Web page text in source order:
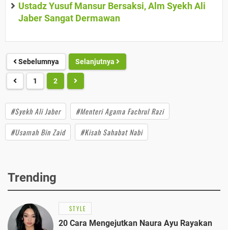
Ustadz Yusuf Mansur Bersaksi, Alm Syekh Ali
Jaber Sangat Dermawan
Sebelumnya Selanjutnya
1 2
#Syekh Ali Jaber
#Menteri Agama Fachrul Razi
#Usamah Bin Zaid
#Kisah Sahabat Nabi
Trending
STYLE
20 Cara Mengejutkan Naura Ayu Rayakan